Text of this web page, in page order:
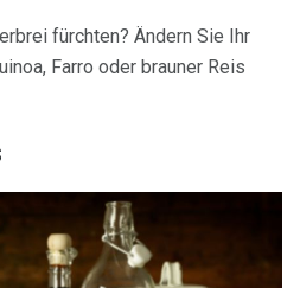
fürchten? Ändern Sie Ihr
Farro oder brauner Reis